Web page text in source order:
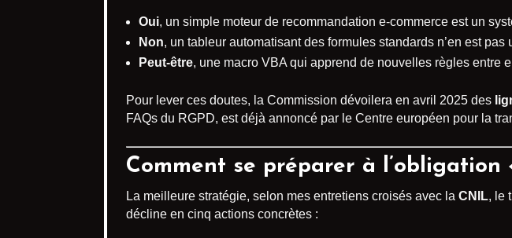
Oui, un simple moteur de recommandation e-commerce est un
Non, un tableur automatisant des formules standards n’en est pas
Peut-être, une macro VBA qui apprend de nouvelles règles entre
Pour lever ces doutes, la Commission dévoilera en avril 2025 des
FAQs du RGPD, est déjà annoncé par le Centre européen pour la
Comment se préparer à l’obligation
La meilleure stratégie, selon mes entretiens croisés avec la CNIL, le
décline en cinq actions concrètes :